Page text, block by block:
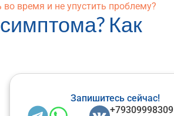
время и не упустить проблему?
Как
Запишитесь сейчас!
+79309998309